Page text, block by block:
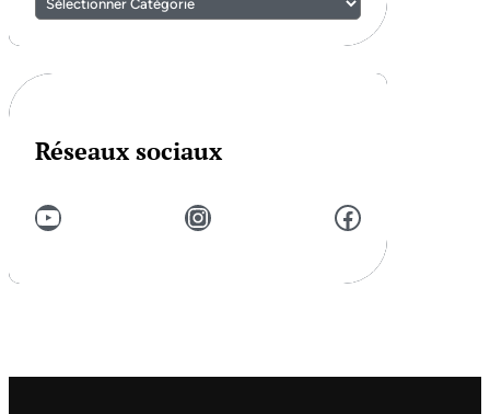
Réseaux sociaux
YouTube Instagram Facebook